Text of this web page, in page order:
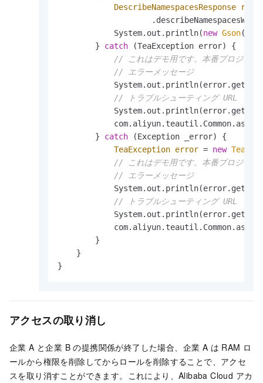
DescribeNamespacesResponse
            System.out.println(
new Gson
        }
catch (TeaException error) {
// これはデモ用です。本番プロジェク
// エラーメッセージ
// トラブルシューティング URL
        }
catch (Exception _error) {
TeaException error = new
// これはデモ用です。本番プロジェク
// エラーメッセージ
// トラブルシューティング URL
        }
    }
アクセスの取り消し
企業 A と企業 B の提携関係が終了した場合、企業 A は RAM ロ
ールから権限を削除してからロールを削除することで、アクセ
スを取り消すことができます。これにより、Alibaba Cloud アカ